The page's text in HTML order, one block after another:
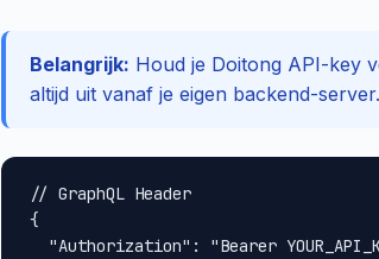
Belangrijk: Houd je Doitong API-key
altijd uit vanaf je eigen backend-server.
// GraphQL Header
{
"Authorization": "Bearer